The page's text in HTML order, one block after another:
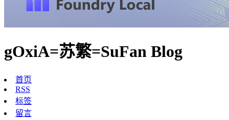
gOxiA=苏繁=SuFan Blog
首页
RSS
标签
留言